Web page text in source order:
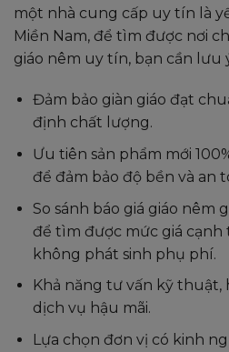
một nhà cung cấp uy tín là
Miền Nam, để tìm được nơi
giáo nêm uy tín, bạn cần lưu
Đảm bảo giàn giáo đạt
định chất lượng.
Ưu tiên sản phẩm mới
để đảm bảo độ bền và an
So sánh báo giá giáo nêm
để tìm được mức giá cạnh
không phát sinh phụ phí.
Khả năng tư vấn kỹ thuật,
dịch vụ hậu mãi.
Lựa chọn đơn vị có kinh